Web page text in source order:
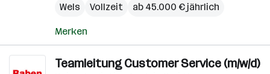
Wels
Vollzeit ab 45.000 € jährlich
Merken
Teamleitung Customer Service (m/w/d)